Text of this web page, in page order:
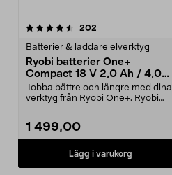
202
Batterier & laddare elverktyg
Ryobi batterier One+
Compact 18 V 2,0 Ah / 4,0
Ah RB18242X
Jobba bättre och längre med dina
verktyg från Ryobi One+. Ryobi
1 499,00
Lägg i varukorg
4.5av 5 stjärnor